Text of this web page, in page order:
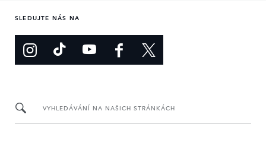
SLEDUJTE NÁS NA
VYHLEDÁVÁNÍ NA NAŠICH STRÁNKÁCH